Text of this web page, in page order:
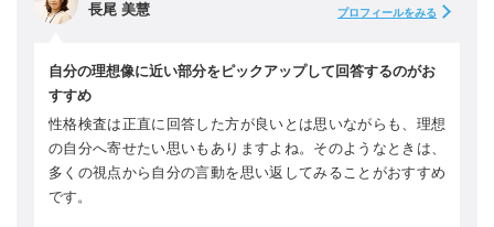
長尾 美慧 プロフィールをみる
自分の理想像に近い部分をピックアップして回答するのがお
すすめ
性格検査は正直に回答した方が良いとは思いながらも、理想
の自分へ寄せたい思いもありますよね。そのようなときは、
多くの視点から自分の言動を思い返してみることがおすすめ
です。